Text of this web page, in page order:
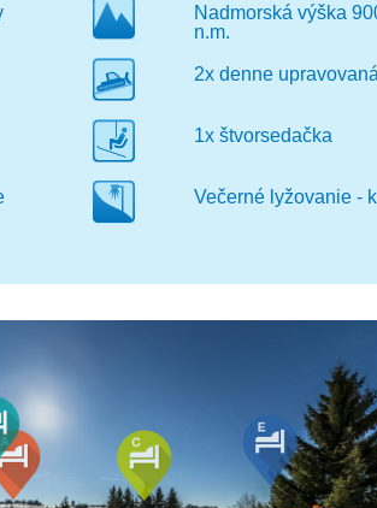
Nadmorská výška
n.m.
2x denne upravovaná
1x štvorsedačka
Večerné lyžovanie -